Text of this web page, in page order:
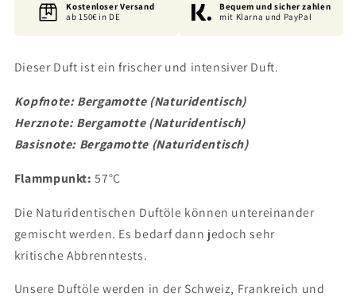
Kostenloser Versand
ab 150€ in DE
Bequem und sicher zahlen
mit Klarna und PayPal
Dieser Duft ist ein frischer und intensiver Duft.
Kopfnote: Bergamotte(Naturidentisch)
Herznote:Bergamotte(Naturidentisch)
Basisnote: Bergamotte (Naturidentisch)
Flammpunkt: 57°C
Die Naturidentischen Duftöle können untereinander
gemischt werden. Es bedarf dann jedoch sehr
kritische Abbrenntests.
Unsere Duftöle werden in der Schweiz, Frankreich und